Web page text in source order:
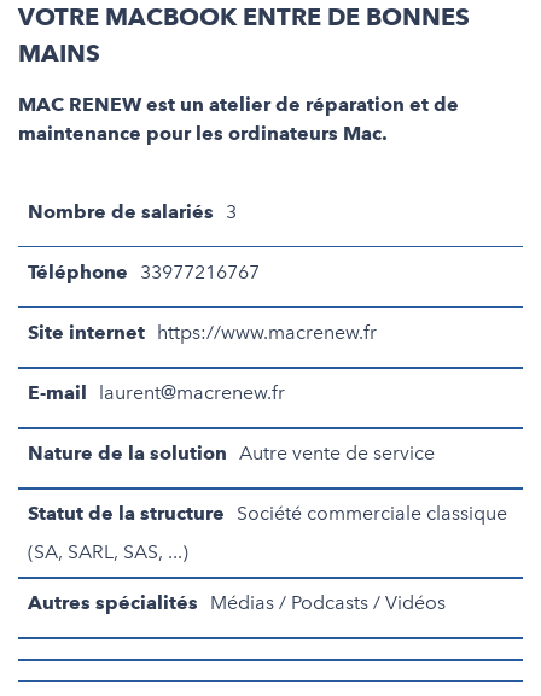
VOTRE MACBOOK ENTRE DE BONNES
MAINS
MAC RENEW est un atelier de réparation et de
maintenance pour les ordinateurs Mac.
Nombre de salariés 3
Téléphone 33977216767
Site internet https://www.macrenew.fr
E-mail laurent@macrenew.fr
Nature de la solution Autre vente de service
Statut de la structure
Société commerciale classique
(SA, SARL, SAS, ...)
Autres spécialités Médias / Podcasts / Vidéos